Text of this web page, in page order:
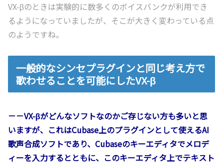
VX-βのときは実験的に数多くのボイスバンクが利用でき
るようになっていましたが、そこが大きく変わっている点
のようですね。
一般的なシンセプラグインと同じ考え方で
歌わせることを可能にしたVX-β
－－VX-βがどんなソフトなのかご存じない方も多いと思
いますが、これはCubase上のプラグインとして使えるAI
歌声合成ソフトであり、Cubaseのキーエディタでメロデ
ィーを入力するとともに、このキーエディタ上でテキスト